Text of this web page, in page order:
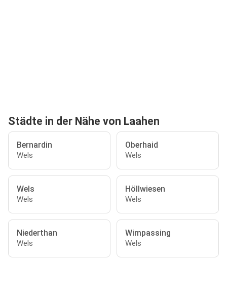
Städte in der Nähe von Laahen
Bernardin
Wels
Oberhaid
Wels
Wels
Wels
Höllwiesen
Wels
Niederthan
Wels
Wimpassing
Wels